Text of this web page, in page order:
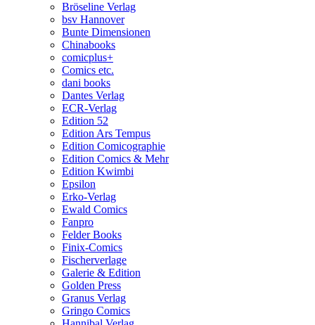
Bröseline Verlag
bsv Hannover
Bunte Dimensionen
Chinabooks
comicplus+
Comics etc.
dani books
Dantes Verlag
ECR-Verlag
Edition 52
Edition Ars Tempus
Edition Comicographie
Edition Comics & Mehr
Edition Kwimbi
Epsilon
Erko-Verlag
Ewald Comics
Fanpro
Felder Books
Finix-Comics
Fischerverlage
Galerie & Edition
Golden Press
Granus Verlag
Gringo Comics